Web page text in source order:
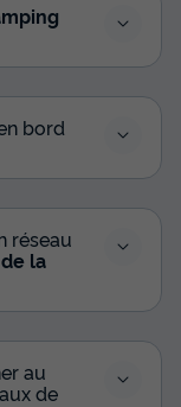
bord
réseau
la
au
de